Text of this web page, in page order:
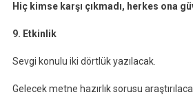
Hiç kimse karşı çıkmadı, herkes ona
9. Etkinlik
Sevgi konulu iki dörtlük yazılacak.
Gelecek metne hazırlık sorusu